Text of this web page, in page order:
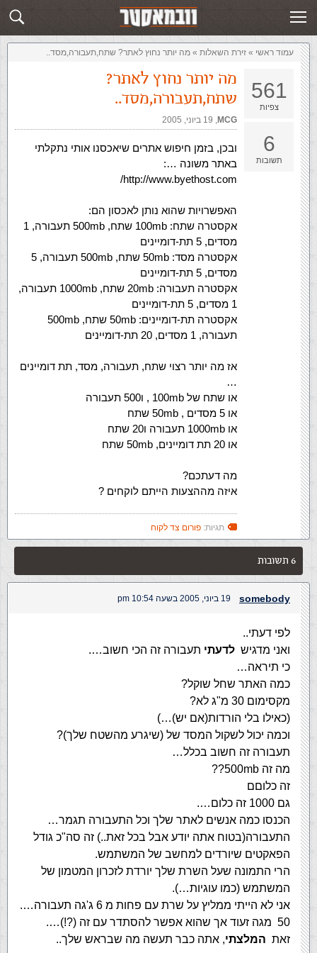
שלח תשובה זירת השאלות
עמוד ראשי » ‏זירת השאלות‏ » מה יותר נחוץ לאתר? שתח,תעבורה,מסד..
561
צפיות
6
תשובות
מה יותר נחוץ לאתר?
שתח,תעבורה,מסד..
MCG
,‏ 19 ביוני, 2005
ובכן, בזמן חיפוש אתרים שיאכסנו אותי נתקלתי
באתר משונה …:
http://www.byethost.com/
האפשרויות שהוא נותן לאכסון הם:
אקסטרה שתח: 100mb שתח, 500mb תעבורה, 1
מסדים, 5 תת-דומיינים
אקסטרה מסד: 50mb שתח, 500mb תעבורה, 5
מסדים, 5 תת-דומיינים
אקסטרה תעבורה: 20mb שתח, 1000mb תעבורה,
1 מסדים, 5 תת-דומיינים
אקסטרה תת-דומיינים: 50mb שתח, 500mb
תעבורה, 1 מסדים, 20 תת-דומיינים
אז מה יותר רצוי שתח, תעבורה, מסד, תת דומיינים
…
או שתח של 100mb , ו500 תעבורה
או 5 מסדים , 50mb שתח
או 1000mb תעבורה ו20 שתח
או 20 תת דומיינים, 50mb שתח
מה דעתכם?
איזה מההצעות הייתם לוקחים ?
תגיות: פורום צד לקוח
6 תשובות
somebody 19 ביוני, 2005 בשעה 10:54 pm
לפי דעתי..
ואני מדגיש לדעתי תעבורה זה הכי חשוב….
כי תיראה…
כמה האתר שחל שוקל?
מקסימום 30 מ"ג לא?
(כאילו בלי הורדות(אם יש)…)
וכמה יכול לשקול המסד של (שיגרע מהשטח שלך)?
תעבורה זה חשוב בכלל…
מה זה 500mb??
זה כלוםם
גם 1000 זה כלום….
הכנסו כמה אנשים לאתר שלך וכל התעבורה תגמר…
התעבורה(בטוח אתה יודע אבל בכל זאת..) זה סה"כ גודל
הפאקטים שיורדים למחשב של המשתמש.
הרי התמונה שעל השרת שלך יורדת לזכרון המטמון של
המשתמש (כמו עוגיות…).
אני לא הייתי ממליץ על שרת עם פחות מ 6 ג'גה תעבורה….
50 מגה זעוד אך שהוא אפשר להסתדר עם זה (?!)….
זאת המלצתי, אתה כבר תעשה מה שבראש שלך..